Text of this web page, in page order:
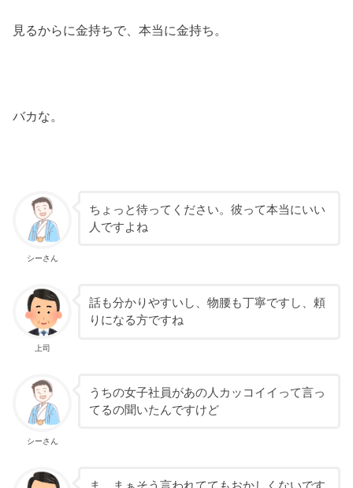
見るからに金持ちで、本当に金持ち。
バカな。
シーさん
ちょっと待ってください。彼って本当にいい
人ですよね
上司
話も分かりやすいし、物腰も丁寧ですし、頼
りになる方ですね
シーさん
うちの女子社員があの人カッコイイって言っ
てるの聞いたんですけど